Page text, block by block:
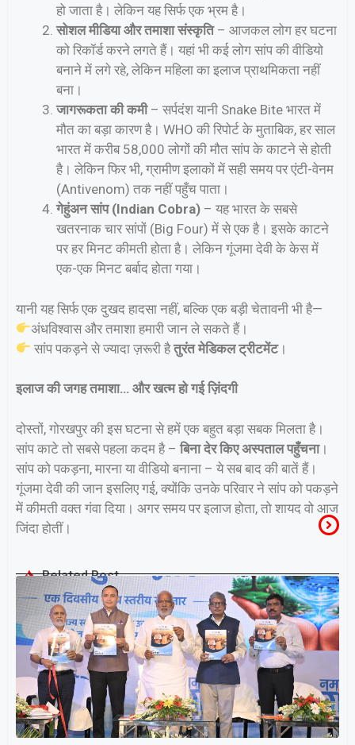
हो जाता है। लेकिन यह सिर्फ एक भ्रम है।
सोशल मीडिया और तमाशा संस्कृति– आजकल लोग हर घटना
को रिकॉर्ड करने लगते हैं। यहां भी कई लोग सांप की वीडियो
बनाने में लगे रहे, लेकिन महिला का इलाज प्राथमिकता नहीं
बना।
जागरूकता की कमी– सर्पदंश यानी Snake Bite भारत में
मौत का बड़ा कारण है। WHO की रिपोर्ट के मुताबिक, हर साल
भारत में करीब 58,000 लोगों की मौत सांप के काटने से होती
है। लेकिन फिर भी, ग्रामीण इलाकों में सही समय पर एंटी-वेनम
(Antivenom) तक नहीं पहुँच पाता।
गेहुंअन सांप (Indian Cobra) – यह भारत के सबसे
खतरनाक चार सांपों (Big Four) में से एक है। इसके काटने
पर हर मिनट कीमती होता है। लेकिन गूंजमा देवी के केस में
एक-एक मिनट बर्बाद होता गया।
यानी यह सिर्फ एक दुखद हादसा नहीं, बल्कि एक बड़ी चेतावनी भी है—
अंधविश्वास और तमाशा हमारी जान ले सकते हैं।
सांप पकड़ने से ज्यादा ज़रूरी हैतुरंत मेडिकल ट्रीटमेंट।
इलाज की जगह तमाशा… और खत्म हो गई ज़िंदगी
दोस्तों, गोरखपुर की इस घटना से हमें एक बहुत बड़ा सबक मिलता है।
सांप काटे तो सबसे पहला कदम है – बिना देर किए अस्पताल पहुँचना।
सांप को पकड़ना, मारना या वीडियो बनाना – ये सब बाद की बातें हैं।
गूंजमा देवी की जान इसलिए गई, क्योंकि उनके परिवार ने सांप को पकड़ने
में कीमती वक्त गंवा दिया। अगर समय पर इलाज होता, तो शायद वो आज
जिंदा होतीं।
Related Post